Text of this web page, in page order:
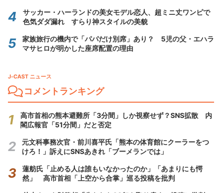
サッカー・ハーランドの美女モデル恋人、超ミニ丈ワンピで
色気ダダ漏れ すらり神スタイルの美貌
家族旅行の機内で「パパだけ別席」あり？ 5児の父・エハラ
マサヒロが明かした座席配置の理由
J-CAST ニュース
コメントランキング
高市首相の熊本避難所「3分間」しか視察せず？SNS拡散 内
閣広報官「51分間」だと否定
元文科事務次官・前川喜平氏「熊本の体育館にクーラーをつ
けろ！」訴えにSNSあきれ「ブーメランでは」
蓮舫氏「止める人は誰もいなかったのか」「あまりにも愕
然」 高市首相「上空から合掌」巡る投稿を批判